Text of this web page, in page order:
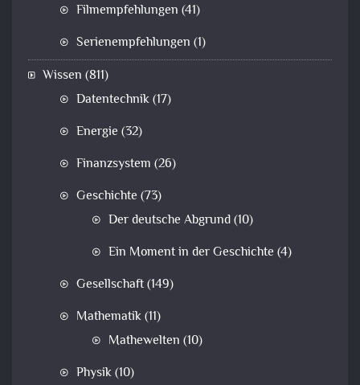
Filmempfehlungen (41)
Serienempfehlungen (1)
Wissen (811)
Datentechnik(17)
Energie (32)
Finanzsystem (26)
Geschichte (73)
Der deutsche Abgrund(10)
Ein Moment in der Geschichte (4)
Gesellschaft(149)
Mathematik(11)
Mathewelten (10)
Physik(10)